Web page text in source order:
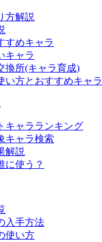
方解説
すめキャラ
キャラ
換所(キャラ育成)
い方とおすすめキャラ
キャラランキング
キャラ検索
解説
に使う？
入手方法
使い方